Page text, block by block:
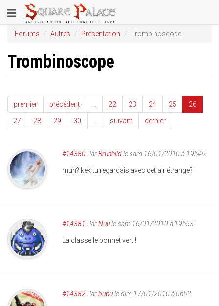
au
contenu
principal
Toggle
navigation
Forums Autres Présentation Trombinoscope
Trombinoscope
premier précédent 22 23 24 25 26
27 28 29 30 suivant dernier
#14380 ParBrunhildle sam 16/01/2010 à 19h46
muh? kek tu regardais avec cet air étrange?
#14381 ParNuule sam 16/01/2010 à 19h53
La classe le bonnet vert !
#14382 Parbubule dim 17/01/2010 à 0h52